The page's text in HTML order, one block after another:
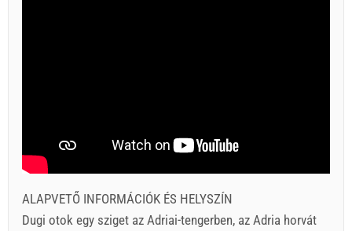
ALAPVETŐ INFORMÁCIÓK ÉS HELYSZÍN
Dugi otok egy sziget az Adriai-tengerben, az Adria horvát